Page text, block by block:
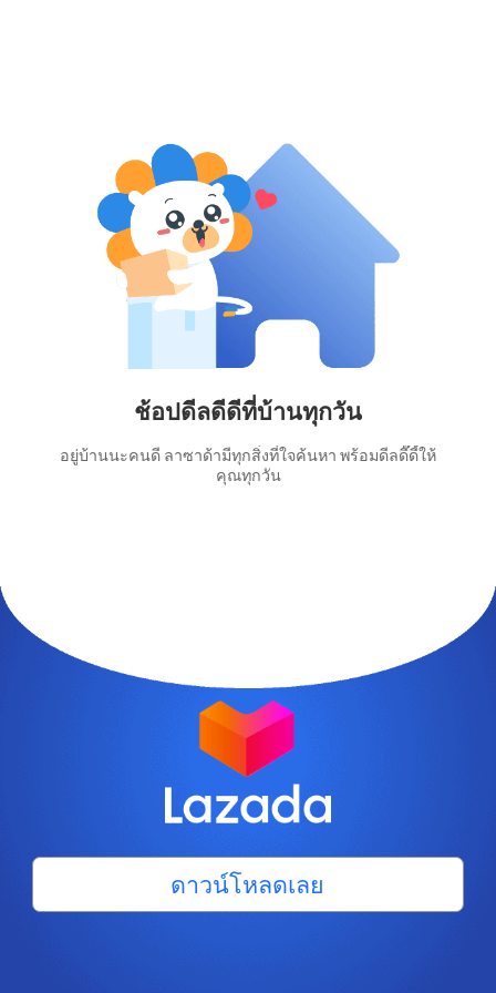
ช้อปดีลดีดีที่บ้านทุกวัน
อยู่บ้านนะคนดี ลาซาด้ามีทุกสิ่งที่ใจค้นหา พร้อมดีลดี๊ดี้ให้
คุณทุกวัน
ดาวน์โหลดเลย